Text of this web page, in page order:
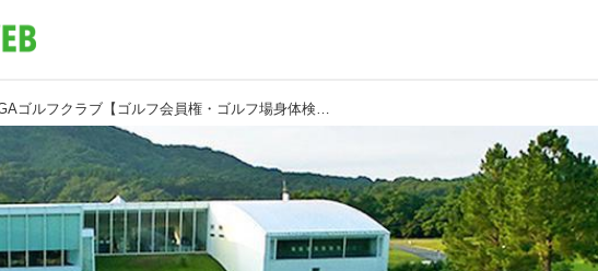
ジャパンPGAゴルフクラブ【ゴルフ会員権・ゴルフ場身体検査】日本唯一のPGA設計コース、房総丘陵のトーナメント品質